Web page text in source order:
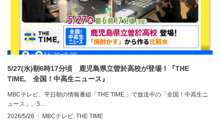
5/27(水)朝6時17分頃 鹿児島県立曽於高校が登場！『THE
TIME, 全国！中高生ニュース』
MBCテレビ、平日朝の情報番組「THE TIME,」で放送中の「全国！中高生ニ
ュース」。5…
2026/5/26
MBCテレビ THE TIME